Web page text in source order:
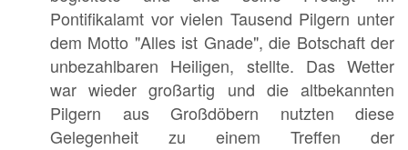
Pontifikalamt vor vielen Tausend Pilgern unter
dem Motto "Alles ist Gnade", die Botschaft der
unbezahlbaren Heiligen, stellte. Das Wetter
war wieder großartig und die altbekannten
Pilgern aus Großdöbern nutzten diese
Gelegenheit zu einem Treffen der